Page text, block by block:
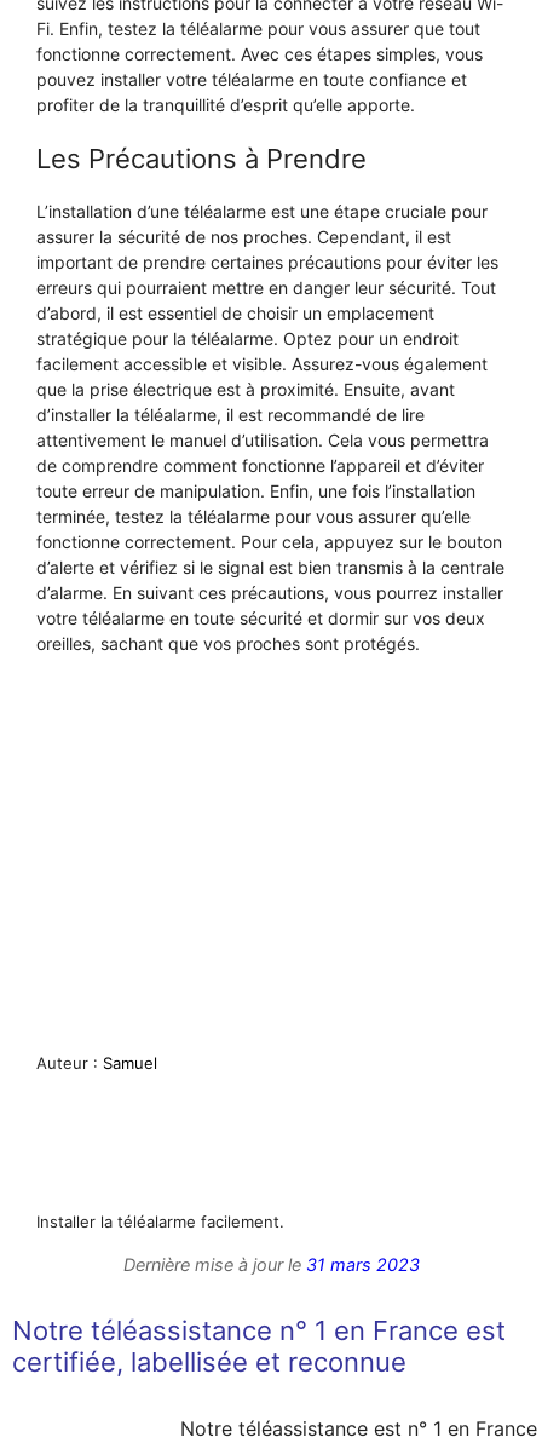
Fi. Enfin, testez la téléalarme pour vous assurer que tout
fonctionne correctement. Avec ces étapes simples, vous
pouvez installer votre téléalarme en toute confiance et
profiter de la tranquillité d’esprit qu’elle apporte.
Les Précautions à Prendre
L’installation d’une téléalarme est une étape cruciale pour
assurer la sécurité de nos proches. Cependant, il est
important de prendre certaines précautions pour éviter les
erreurs qui pourraient mettre en danger leur sécurité. Tout
d’abord, il est essentiel de choisir un emplacement
stratégique pour la téléalarme. Optez pour un endroit
facilement accessible et visible. Assurez-vous également
que la prise électrique est à proximité. Ensuite, avant
d’installer la téléalarme, il est recommandé de lire
attentivement le manuel d’utilisation. Cela vous permettra
de comprendre comment fonctionne l’appareil et d’éviter
toute erreur de manipulation. Enfin, une fois l’installation
terminée, testez la téléalarme pour vous assurer qu’elle
fonctionne correctement. Pour cela, appuyez sur le bouton
d’alerte et vérifiez si le signal est bien transmis à la centrale
d’alarme. En suivant ces précautions, vous pourrez installer
votre téléalarme en toute sécurité et dormir sur vos deux
oreilles, sachant que vos proches sont protégés.
Auteur : Samuel
Installer la téléalarme facilement.
Dernière mise à jour le 31 mars 2023
Notre téléassistance n° 1 en France est
certifiée, labellisée et reconnue
Notre téléassistance est n° 1 en France